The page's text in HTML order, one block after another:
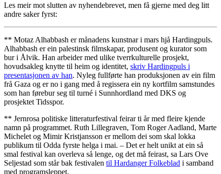
Les meir mot slutten av nyhendebrevet, men få gjerne med deg litt
andre saker fyrst:
** Motaz Alhabbash er månadens kunstnar i mars hjå Hardingpuls.
Alhabbash er ein palestinsk filmskapar, produsent og kurator som
bur i Ålvik. Han arbeider med ulike tverrkulturelle prosjekt,
hovudsakleg knytte til heim og identitet, skriv Hardingpuls i
presentasjonen av han. Nyleg fullførte han produksjonen av ein film
frå Gaza og er no i gang med å regissera ein ny kortfilm samstundes
som han førebur seg til turné i Sunnhordland med DKS og
prosjektet Tidsspor.
** Jernrosa politiske litteraturfestival feirar ti år med fleire kjende
namn på programmet. Ruth Lillegraven, Tom Roger Aadland, Marte
Michelet og Mimir Kristjansson er mellom dei som skal lokka
publikum til Odda fyrste helga i mai. – Det er helt unikt at ein så
smal festival kan overleva så lenge, og det må feirast, sa Lars Ove
Seljestad som står bak festivalen til Hardanger Folkeblad i samband
med programsleppet.